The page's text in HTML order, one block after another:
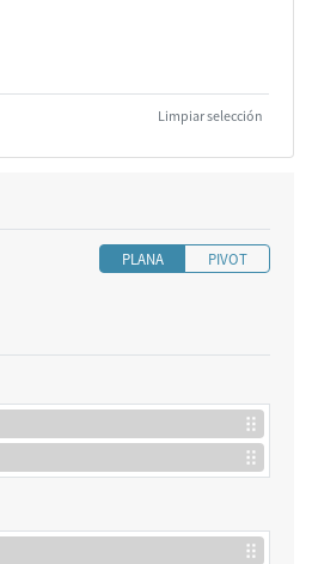
Limpiar selección
PLANA PIVOT